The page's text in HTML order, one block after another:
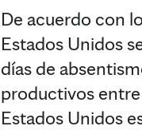
De acuerdo con
Estados Unidos
días de
productivos
Estados Unidos